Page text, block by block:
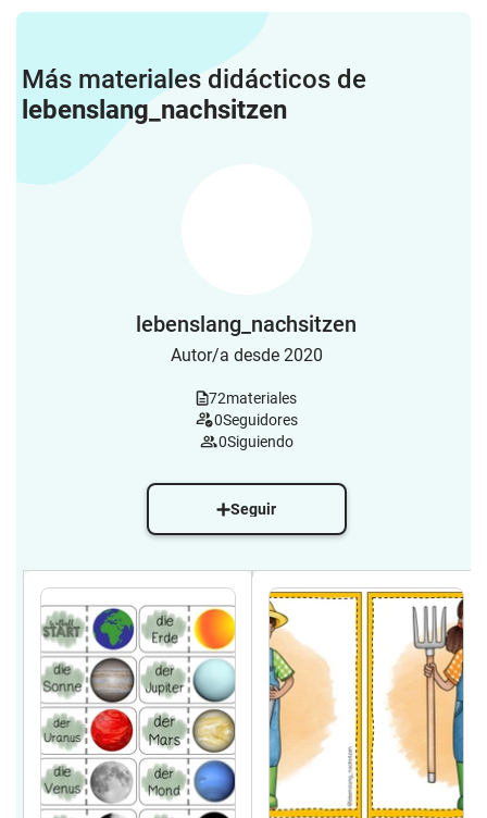
Más materiales didácticos de
lebenslang_nachsitzen
lebenslang_nachsitzen
Autor/a desde 2020
72materiales
0Seguidores
0Siguiendo
Seguir